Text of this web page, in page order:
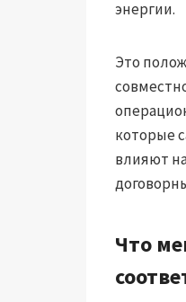
энергии.
Это
которые
влияют
Что